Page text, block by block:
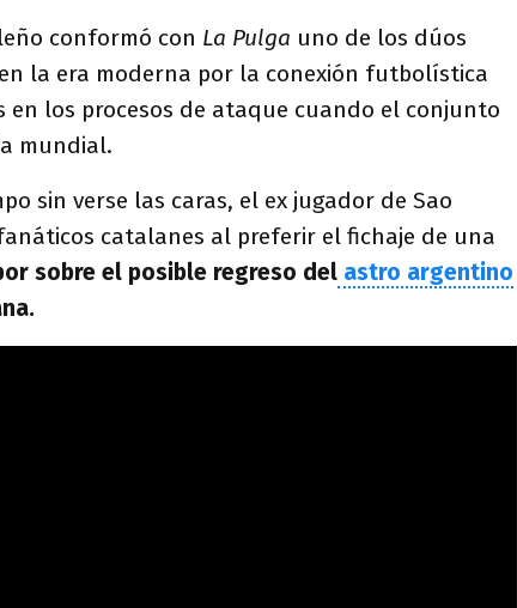
conformó con La Pulga uno de los dúos
la era moderna por la conexión futbolística
en los procesos de ataque cuando el conjunto
mundial.
sin verse las caras, el ex jugador de Sao
catalanes al preferir el fichaje de una
sobre el posible regreso del astro argentino